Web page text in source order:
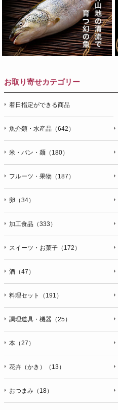
お取り寄せカテゴリー
着日指定ができる商品
魚介類・水産品（642）
米・パン・麺（180）
フルーツ・果物（187）
卵（34）
加工食品（333）
スイーツ・お菓子（172）
酒（47）
料理セット（191）
調理道具・機器（25）
本（27）
花卉（かき）（13）
おつまみ（18）